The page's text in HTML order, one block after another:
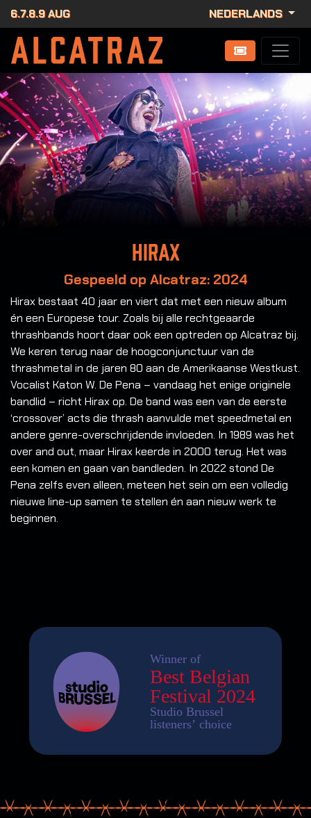
6.7.8.9 AUG NEDERLANDS
Hirax
Gespeeld op Alcatraz: 2024
Hirax bestaat 40 jaar en viert dat met een nieuw album
én een Europese tour. Zoals bij alle rechtgeaarde
thrashbands hoort daar ook een optreden op Alcatraz bij.
We keren terug naar de hoogconjunctuur van de
thrashmetal in de jaren 80 aan de Amerikaanse Westkust.
Vocalist Katon W. De Pena – vandaag het enige originele
bandlid – richt Hirax op. De band was een van de eerste
‘crossover’ acts die thrash aanvulde met speedmetal en
andere genre-overschrijdende invloeden. In 1989 was het
over and out, maar Hirax keerde in 2000 terug. Het was
een komen en gaan van bandleden. In 2022 stond De
Pena zelfs even alleen, meteen het sein om een volledig
nieuwe line-up samen te stellen én aan nieuw werk te
beginnen.